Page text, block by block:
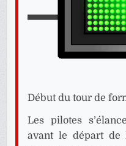
Début du tour de
Les pilotes
avant le départ de